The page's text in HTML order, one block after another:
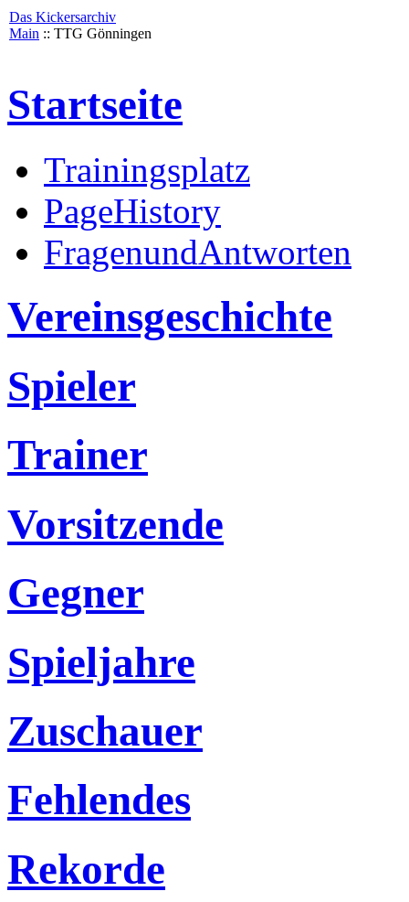
Das Kickersarchiv
Main :: TTG Gönningen
Startseite
Trainingsplatz
PageHistory
FragenundAntworten
Vereinsgeschichte
Spieler
Trainer
Vorsitzende
Gegner
Spieljahre
Zuschauer
Fehlendes
Rekorde